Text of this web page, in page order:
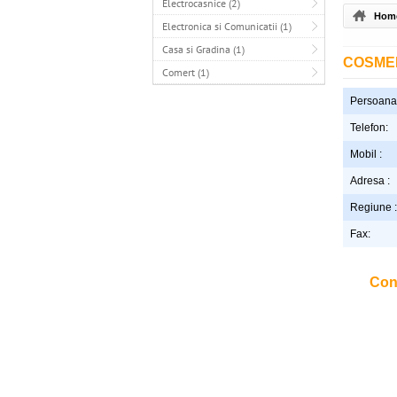
Electrocasnice (2)
Electronica si Comunicatii (1)
Casa si Gradina (1)
Comert (1)
Telefon:
Mobil :
Adresa :
Regiune :
Fax: